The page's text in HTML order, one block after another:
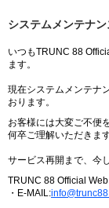
システムメンテナ
いつもTRUNC 88
ます。
現在システムメンテナ
おります。
お客様には大変ご不便
何卒ご理解いただきま
サービス再開まで、今
TRUNC 88 Official
・E-MAIL: